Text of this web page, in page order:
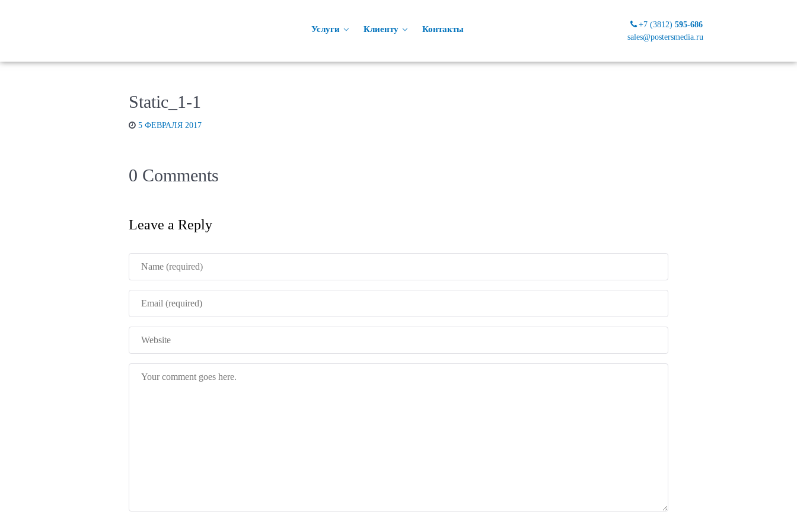
Услуги Клиенту Контакты +7 (3812)595-686
sales@postersmedia.ru
Static_1-1
5 ФЕВРАЛЯ 2017
0 Comments
Leave a Reply